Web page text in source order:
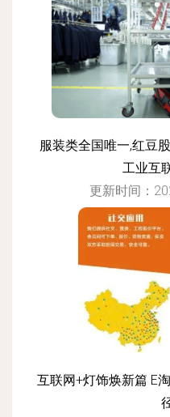
服装类全国唯一,红豆
工业互
更新时间：
互联网+灯饰焕新篇 E